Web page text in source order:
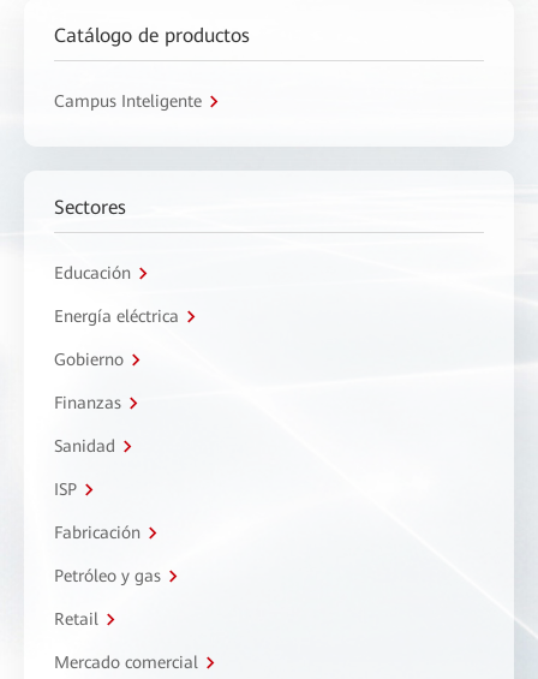
Catálogo de productos
Campus Inteligente
Sectores
Educación
Energía eléctrica
Gobierno
Finanzas
Sanidad
ISP
Fabricación
Petróleo y gas
Retail
Mercado comercial